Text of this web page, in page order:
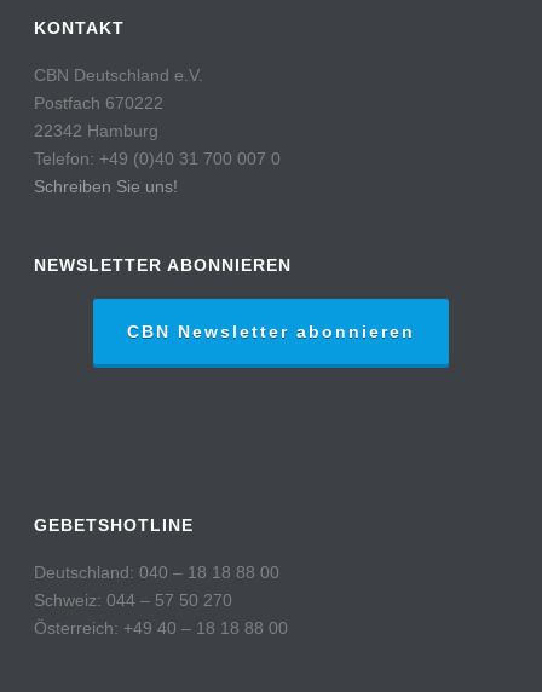
KONTAKT
CBN Deutschland e.V.
Postfach 670222
22342 Hamburg
Telefon: +49 (0)40 31 700 007 0
Schreiben Sie uns!
NEWSLETTER ABONNIEREN
CBN Newsletter abonnieren
GEBETSHOTLINE
Deutschland: 040 – 18 18 88 00
Schweiz: 044 – 57 50 270
Österreich: +49 40 – 18 18 88 00